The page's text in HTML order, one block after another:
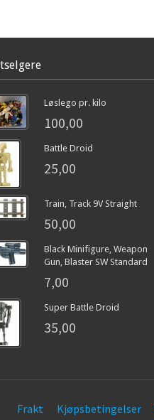
Løslego pr. kilo
100,00
Battle Droid
25,00
Train, Track 9V Straight
50,00
Black Minifigure, Weapon
Gun, Blaster SW Standard
7,00
Super Battle Droid
35,00
Frakt Kjøpsbetingelser